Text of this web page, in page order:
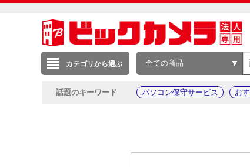
カテゴリから選ぶ 全ての商品
話題のキーワード パソコン保守サービス お